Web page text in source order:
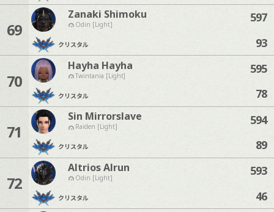
69
Zanaki Shimoku
Odin [Light]
クリスタル
597
93
70
Hayha Hayha
Twintania [Light]
クリスタル
595
78
71
Sin Mirrorslave
Raiden [Light]
クリスタル
594
89
72
Altrios Alrun
Odin [Light]
クリスタル
593
46